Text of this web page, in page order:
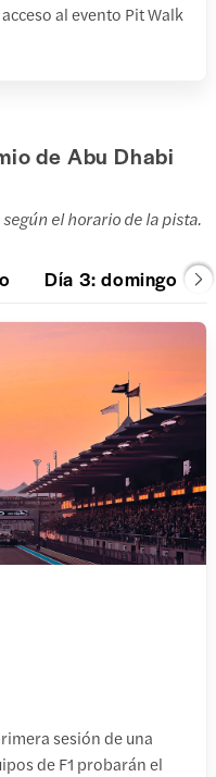
al evento Pit Walk
de Abu Dhabi
el horario de la pista.
Día 3: domingo
sesión de una
de F1 probarán el